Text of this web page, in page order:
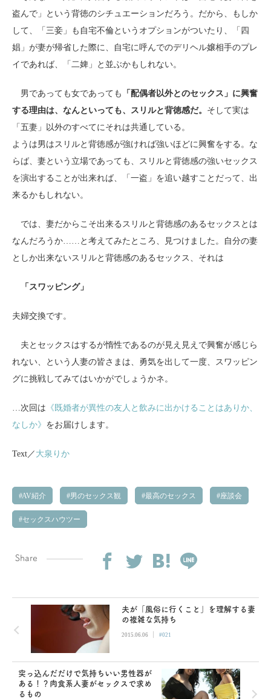
盗んで」という背徳のシチュエーションだろう。だから、もしか
して、「三妾」も自宅不倫というオプションがついたり、「四
娼」が妻が帰省した際に、自宅に呼んでのデリヘル嬢相手のプレ
イであれば、「二婢」と並ぶかもしれない。
男であっても女であっても
「配偶者以外とのセックス」に興奮
する理由は、なんといっても、スリルと背徳感だ。 そして実は
「五妻」以外のすべてにそれは共通している。
ようは男はスリルと背徳感が強ければ強いほどに興奮をする。な
らば、妻という立場であっても、スリルと背徳感の強いセックス
を演出することが出来れば、「一盗」を追い越すことだって、出
来るかもしれない。
では、妻だからこそ出来るスリルと背徳感のあるセックスとは
なんだろうか……と考えてみたところ、見つけました。自分の妻
としか出来ないスリルと背徳感のあるセックス、それは
「スワッピング」
夫婦交換です。
夫とセックスはするが惰性であるのが見え見えで興奮が感じら
れない、という人妻の皆さまは、勇気を出して一度、スワッピン
グに挑戦してみてはいかがでしょうかネ。
…次回は 《既婚者が異性の友人と飲みに出かけることはありか、
なしか》 をお届けします。
Text／ 大泉りか
AV紹介 男のセックス観 最高のセックス 座談会
セックスハウツー
Share
夫が「風俗に行くこと」を理解する妻
の複雑な気持ち
2015.06.06 | #021
突っ込んだだけで気持ちいい男性器が
ある！？肉食系人妻がセックスで求め
るもの